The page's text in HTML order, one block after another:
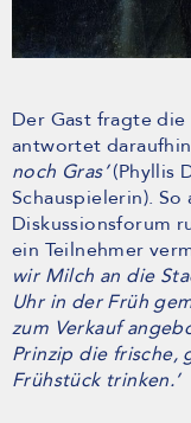
Der Gast fragte
antwortet
noch Gras’(Phyllis
Schauspielerin).
Diskussionsforum
ein Teilnehmer
wir Milch an die
Uhr in der Früh
zum Verkauf
Prinzip die frische,
Frühstück trinken.’